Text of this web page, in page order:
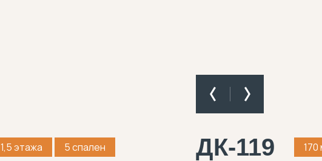
1,5 этажа 5 спален ДК-119 170